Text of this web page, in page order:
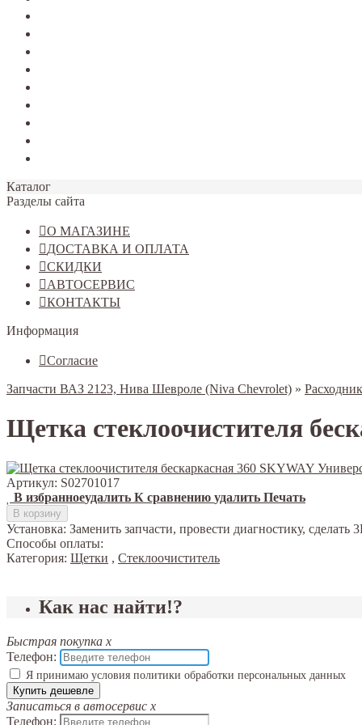
Каталог
Разделы сайта
О МАГАЗИНЕ
ДОСТАВКА И ОПЛАТА
СКИДКИ
АВТОСЕРВИС
КОНТАКТЫ
Информация
Согласие
Запчасти ВАЗ 2123, Нива Шевроле (Niva Chevrolet) »
Щетка стеклоочистителя
Артикул: S02701017
В избранноеудалить К сравнению удалить Печать
В корзину
Установка: Заменить запчасти, провести диагностику,
Способы оплаты:
Категория: Щетки , Стеклоочиститель
Как нас найти!?
Быстрая покупка x
Телефон:
Я принимаю условия политики обработки персональных данных
Купить дешевле
Записаться в автосервис x
Телефон: